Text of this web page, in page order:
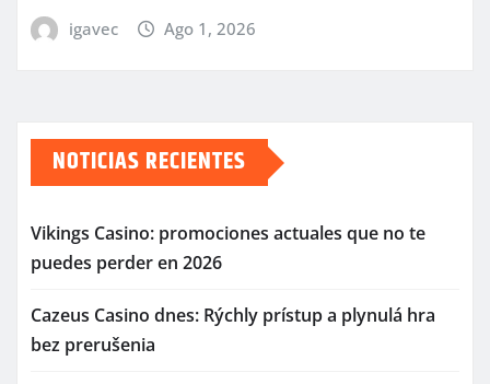
igavec Ago 1, 2026
NOTICIAS RECIENTES
Vikings Casino: promociones actuales que no te
puedes perder en 2026
Cazeus Casino dnes: Rýchly prístup a plynulá hra
bez prerušenia